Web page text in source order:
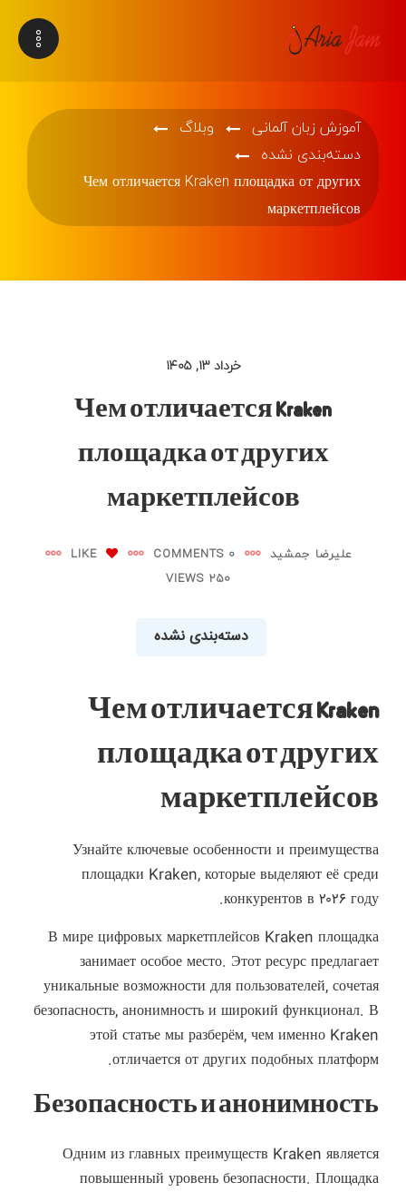
آموزش زبان آلمانی
وبلاگ
دسته‌بندی نشده
Чем отличается Kraken площадка от других
маркетплейсов
خرداد ۱۳, ۱۴۰۵
Чем отличается Kraken
площадка от других
маркетплейсов
علیرضا جمشید 0 COMMENTS
LIKE
250 VIEWS
دسته‌بندی نشده
Чем отличается Kraken
площадка от других
маркетплейсов
Узнайте ключевые особенности и преимущества
площадки Kraken, которые выделяют её среди
конкурентов в ۲۰۲۶ году.
В мире цифровых маркетплейсов Kraken площадка
занимает особое место. Этот ресурс предлагает
уникальные возможности для пользователей, сочетая
безопасность, анонимность и широкий функционал. В
этой статье мы разберём, чем именно Kraken
отличается от других подобных платформ.
Безопасность и анонимность
Одним из главных преимуществ Kraken является
повышенный уровень безопасности. Площадка